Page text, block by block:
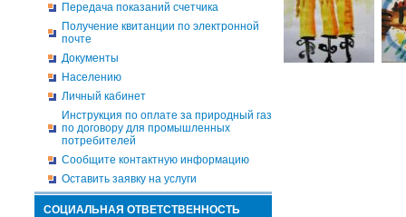
Передача показаний счетчика
Получение квитанции по электронной
почте
Документы
Населению
Личный кабинет
Инструкция по оплате за природный газ
по договору для промышленных
потребителей
Сообщите контактную информацию
Оставить заявку на услуги
СОЦИАЛЬНАЯ ОТВЕТСТВЕННОСТЬ